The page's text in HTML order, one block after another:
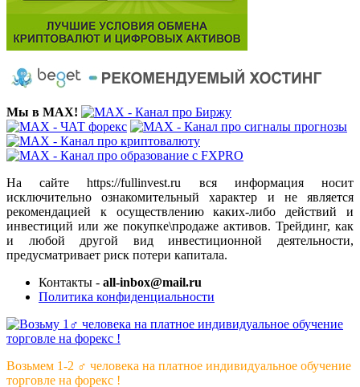
Мы в MAX!
На сайте https://fullinvest.ru вся информация носит
исключительно ознакомительный характер и не является
рекомендацией к осуществлению каких-либо действий и
инвестиций или же покупке\продаже активов. Трейдинг, как
и любой другой вид инвестиционной деятельности,
предусматривает риск потери капитала.
Контакты - all-inbox@mail.ru
Политика конфиденциальности
Возьмем 1-2 ‍♂️ человека на платное индивидуальное обучение
торговле на форекс !